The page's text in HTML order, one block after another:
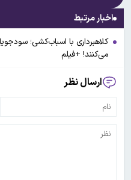
اخبار مرتبط
می‌کنند! +فیلم
ارسال نظر